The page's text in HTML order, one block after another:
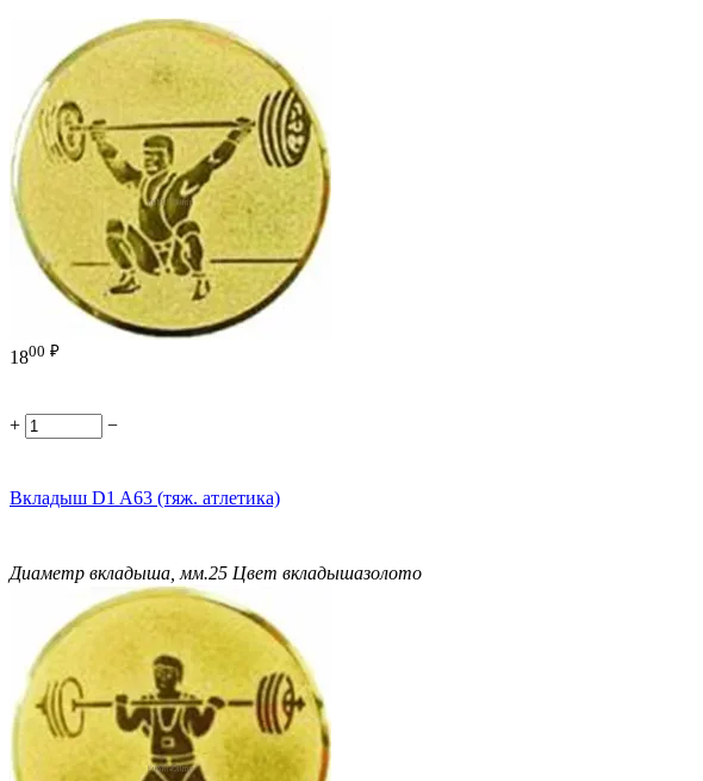
1800 ₽
+ −
Вкладыш D1 A63 (тяж. атлетика)
Диаметр вкладыша, мм.25 Цвет вкладышазолото